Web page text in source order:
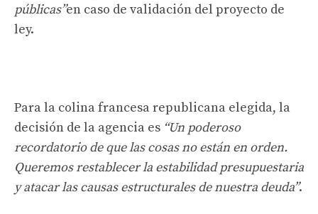
públicas”en caso de validación del proyecto de
ley.
Para la colina francesa republicana elegida, la
decisión de la agencia es “Un poderoso
recordatorio de que las cosas no están en orden.
Queremos restablecer la estabilidad presupuestaria
y atacar las causas estructurales de nuestra deuda”.